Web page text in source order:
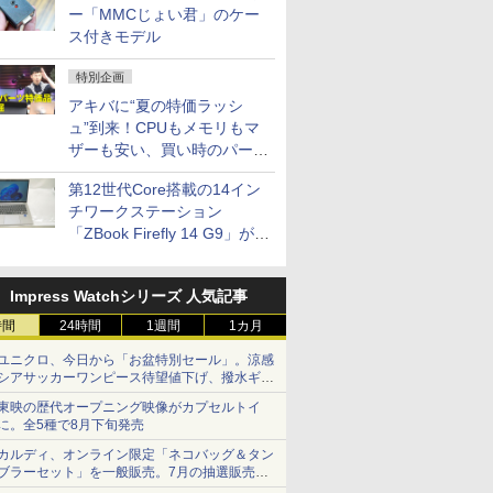
ー「MMCじょい君」のケー
ス付きモデル
特別企画
アキバに“夏の特価ラッシ
ュ”到来！CPUもメモリもマ
ザーも安い、買い時のパーツ
は？【8月7日(金)22時配信】
第12世代Core搭載の14イン
チワークステーション
「ZBook Firefly 14 G9」が
セール
Impress Watchシリーズ 人気記事
24時間 1週間 1カ月
ニクロ、今日から「お盆特別セール」。涼感
アサッカーワンピース待望値下げ、撥水ギア
ョーツは1990円に
映の歴代オープニング映像がカプセルトイ
。全5種で8月下旬発売
ルディ、オンライン限定「ネコバッグ＆タン
ラーセット」を一般販売。7月の抽選販売の
選無効分